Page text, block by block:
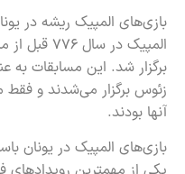
بازی‌های المپیک ریشه در
المپیک در
برگزار شد. این مسابقات
زئوس برگزار می‌شدند و فقط
آنها بودند.